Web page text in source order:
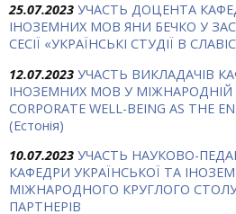
25.07.2023 УЧАСТЬ ДОЦЕНТА
ІНОЗЕМНИХ МОВ ЯНИ БЕЧКО У
СЕСІЇ «УКРАЇНСЬКІ СТУДІЇ В
12.07.2023 УЧАСТЬ ВИКЛАДАЧІВ
ІНОЗЕМНИХ МОВ У МІЖНАРОДНІЙ
CORPORATE WELL-BEING AS THE
(Естонія)
10.07.2023 УЧАСТЬ НАУКОВО-
КАФЕДРИ УКРАЇНСЬКОЇ ТА
МІЖНАРОДНОГО КРУГЛОГО СТОЛУ
ПАРТНЕРІВ